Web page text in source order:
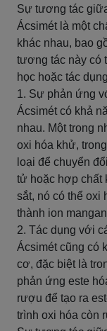
Sự tương tác
Ácsimét là một
khác nhau, bao
tương tác này có
học hoặc tác
1. Sự phản ứng
Ácsimét có khả
nhau. Một trong
oxi hóa khử,
loại để chuyển
tử hoặc hợp chất
sắt, nó có thể oxi
thành ion
2. Tác dụng với
Ácsimét cũng có
cơ, đặc biệt là
phản ứng este
rượu để tạo ra
trình oxi hóa còn